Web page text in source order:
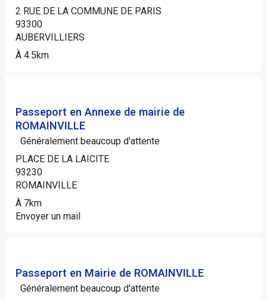
2 RUE DE LA COMMUNE DE PARIS
93300
AUBERVILLIERS
À 4.5km
Passeport en Annexe de mairie de
ROMAINVILLE
Généralement beaucoup d'attente
PLACE DE LA LAICITE
93230
ROMAINVILLE
À 7km
Envoyer un mail
Passeport en Mairie de ROMAINVILLE
Généralement beaucoup d'attente